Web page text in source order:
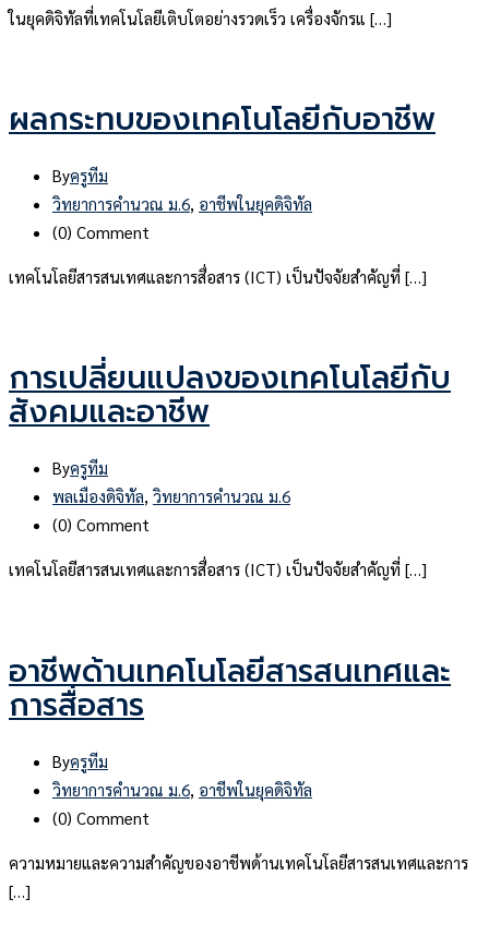
ในยุคดิจิทัลที่เทคโนโลยีเติบโตอย่างรวดเร็ว เครื่องจักรแ […]
ผลกระทบของเทคโนโลยีกับอาชีพ
Byครูทีม
วิทยาการคำนวณ ม.6, อาชีพในยุคดิจิทัล
(0) Comment
เทคโนโลยีสารสนเทศและการสื่อสาร (ICT) เป็นปัจจัยสำคัญที่ […]
การเปลี่ยนแปลงของเทคโนโลยีกับ
สังคมและอาชีพ
Byครูทีม
พลเมืองดิจิทัล, วิทยาการคำนวณ ม.6
(0) Comment
เทคโนโลยีสารสนเทศและการสื่อสาร (ICT) เป็นปัจจัยสำคัญที่ […]
อาชีพด้านเทคโนโลยีสารสนเทศและ
การสื่อสาร
Byครูทีม
วิทยาการคำนวณ ม.6, อาชีพในยุคดิจิทัล
(0) Comment
ความหมายและความสำคัญของอาชีพด้านเทคโนโลยีสารสนเทศและการ
[…]